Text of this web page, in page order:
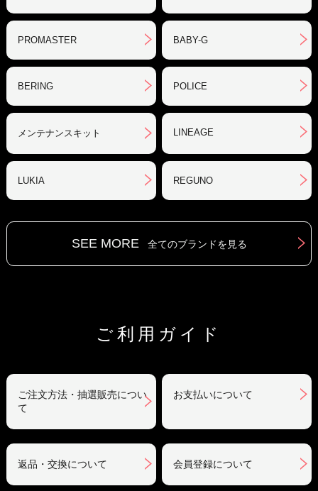
PROMASTER BABY-G
BERING POLICE
メンテナンスキット LINEAGE
LUKIA REGUNO
SEE MORE 全てのブランドを見る
ご利用ガイド
ご注文方法・抽選販売につい
て
お支払いについて
返品・交換について 会員登録について